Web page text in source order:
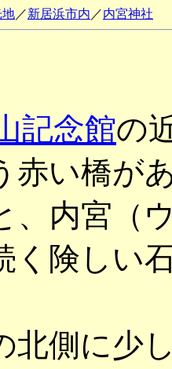
地／新居浜市内 ／内宮神社
記念館の
赤い橋が
、内宮（
く険しい
側に少